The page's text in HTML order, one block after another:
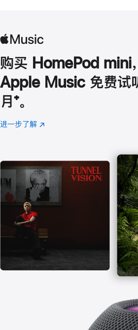
购买 HomePod mini，
Apple Music 免费试
月 脚
注
⁺。
进一步了解 Apple
(在
口
中
打
开)